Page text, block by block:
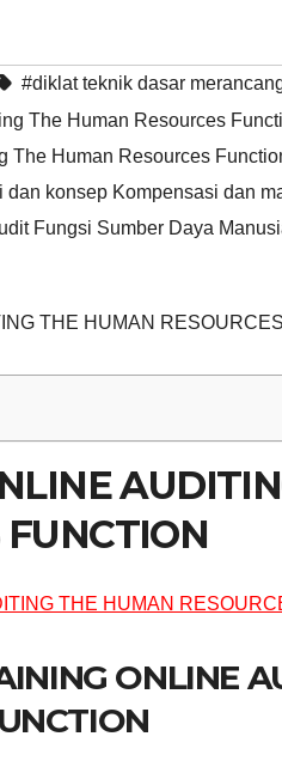
#diklat teknik dasar
The Human Resources
The Human Resources
konsep Kompensasi dan
Fungsi Sumber Daya
THE HUMAN
FUNCTION
ONLINE